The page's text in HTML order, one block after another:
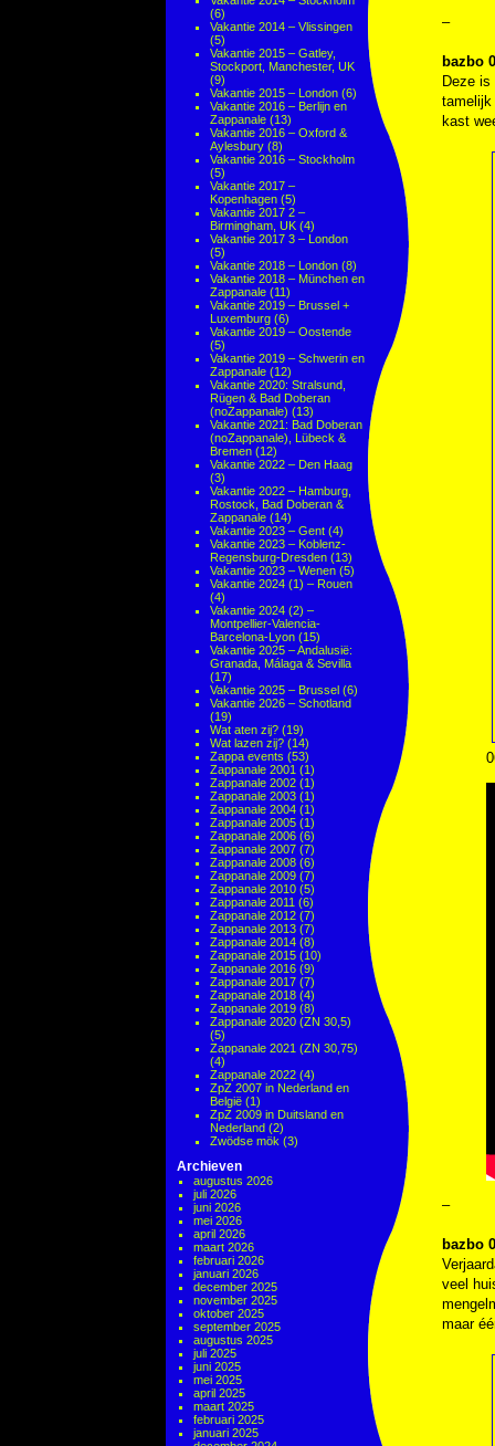
(6)
Vakantie 2014 – Vlissingen
(5)
Vakantie 2015 – Gatley,
Stockport, Manchester, UK
(9)
Vakantie 2015 – London (6)
Vakantie 2016 – Berlijn en
Zappanale (13)
Vakantie 2016 – Oxford &
Aylesbury (8)
Vakantie 2016 – Stockholm
(5)
Vakantie 2017 –
Kopenhagen (5)
Vakantie 2017 2 –
Birmingham, UK (4)
Vakantie 2017 3 – London
(5)
Vakantie 2018 – London (8)
Vakantie 2018 – München en
Zappanale (11)
Vakantie 2019 – Brussel +
Luxemburg (6)
Vakantie 2019 – Oostende
(5)
Vakantie 2019 – Schwerin en
Zappanale (12)
Vakantie 2020: Stralsund,
Rügen & Bad Doberan
(noZappanale) (13)
Vakantie 2021: Bad Doberan
(noZappanale), Lübeck &
Bremen (12)
Vakantie 2022 – Den Haag
(3)
Vakantie 2022 – Hamburg,
Rostock, Bad Doberan &
Zappanale (14)
Vakantie 2023 – Gent (4)
Vakantie 2023 – Koblenz-
Regensburg-Dresden (13)
Vakantie 2023 – Wenen (5)
Vakantie 2024 (1) – Rouen
(4)
Vakantie 2024 (2) –
Montpellier-Valencia-
Barcelona-Lyon (15)
Vakantie 2025 – Andalusië:
Granada, Málaga & Sevilla
(17)
Vakantie 2025 – Brussel (6)
Vakantie 2026 – Schotland
(19)
Wat aten zij? (19)
Wat lazen zij? (14)
Zappa events (53)
Zappanale 2001 (1)
Zappanale 2002 (1)
Zappanale 2003 (1)
Zappanale 2004 (1)
Zappanale 2005 (1)
Zappanale 2006 (6)
Zappanale 2007 (7)
Zappanale 2008 (6)
Zappanale 2009 (7)
Zappanale 2010 (5)
Zappanale 2011 (6)
Zappanale 2012 (7)
Zappanale 2013 (7)
Zappanale 2014 (8)
Zappanale 2015 (10)
Zappanale 2016 (9)
Zappanale 2017 (7)
Zappanale 2018 (4)
Zappanale 2019 (8)
Zappanale 2020 (ZN 30,5)
(5)
Zappanale 2021 (ZN 30,75)
(4)
Zappanale 2022 (4)
ZpZ 2007 in Nederland en
België (1)
ZpZ 2009 in Duitsland en
Nederland (2)
Zwödse mök (3)
Archieven
augustus 2026
juli 2026
juni 2026
mei 2026
april 2026
maart 2026
februari 2026
januari 2026
december 2025
november 2025
oktober 2025
september 2025
augustus 2025
juli 2025
juni 2025
mei 2025
april 2025
maart 2025
februari 2025
januari 2025
–
bazbo
Deze
tamelijk
kast
–
bazbo
veel
maar